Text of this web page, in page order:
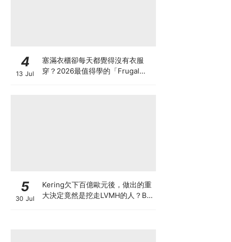
4
13 Jul
塞滿衣櫃卻每天都覺得沒有衣服
穿？2026最值得學的「Frugal
5
30 Jul
Kering欠下百億歐元後，做出的重
大決定竟然是挖走LVMH的人？BV